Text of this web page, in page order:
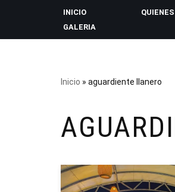
INICIO
GALERIA
Inicio » aguardiente llanero